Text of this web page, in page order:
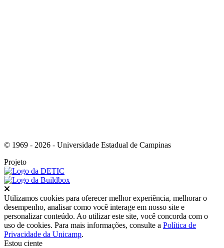
© 1969 - 2026 - Universidade Estadual de Campinas
Projeto
Utilizamos cookies para oferecer melhor experiência, melhorar o
desempenho, analisar como você interage em nosso site e
personalizar conteúdo. Ao utilizar este site, você concorda com o
uso de cookies. Para mais informações, consulte a Política de
Privacidade da Unicamp.
Estou ciente